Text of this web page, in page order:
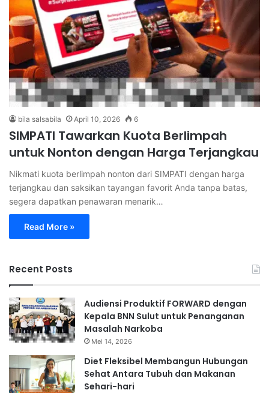
bila salsabila April 10, 2026 6
SIMPATI Tawarkan Kuota Berlimpah
untuk Nonton dengan Harga Terjangkau
Nikmati kuota berlimpah nonton dari SIMPATI dengan harga
terjangkau dan saksikan tayangan favorit Anda tanpa batas,
segera dapatkan penawaran menarik…
Read More »
Recent Posts
Audiensi Produktif FORWARD dengan
Kepala BNN Sulut untuk Penanganan
Masalah Narkoba
Mei 14, 2026
Diet Fleksibel Membangun Hubungan
Sehat Antara Tubuh dan Makanan
Sehari-hari